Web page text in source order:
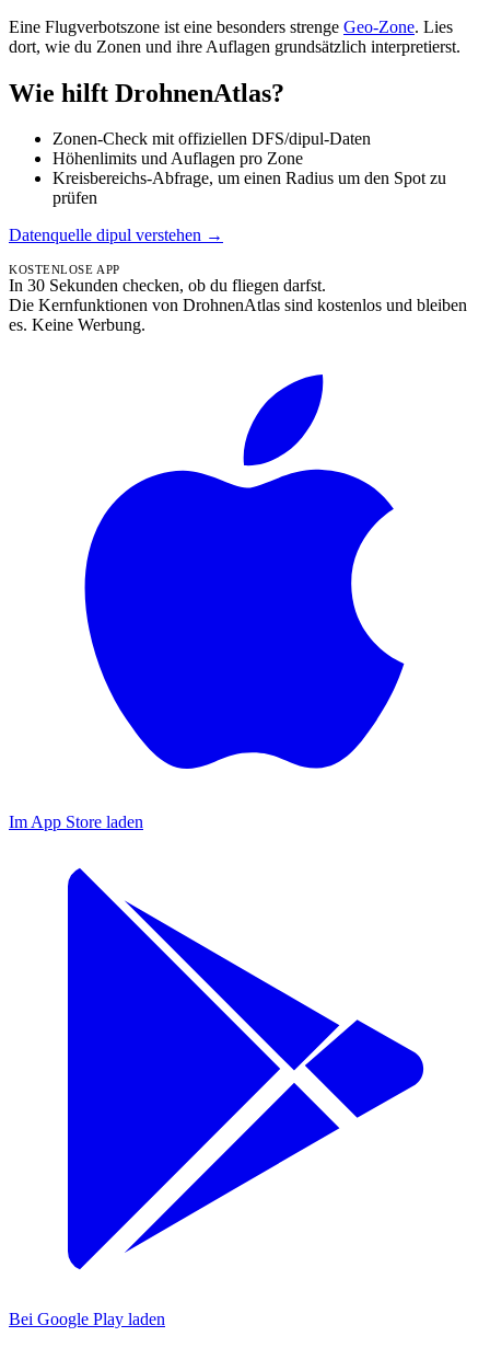
Eine Flugverbotszone ist eine besonders strenge Geo-Zone. Lies
dort, wie du Zonen und ihre Auflagen grundsätzlich interpretierst.
Wie hilft DrohnenAtlas?
Zonen-Check mit offiziellen DFS/dipul-Daten
Höhenlimits und Auflagen pro Zone
Kreisbereichs-Abfrage, um einen Radius um den Spot zu
prüfen
Datenquelle dipul verstehen →
KOSTENLOSE APP
In 30 Sekunden checken, ob du fliegen darfst.
Die Kernfunktionen von DrohnenAtlas sind kostenlos und bleiben
es. Keine Werbung.
Im App Store laden
Bei Google Play laden